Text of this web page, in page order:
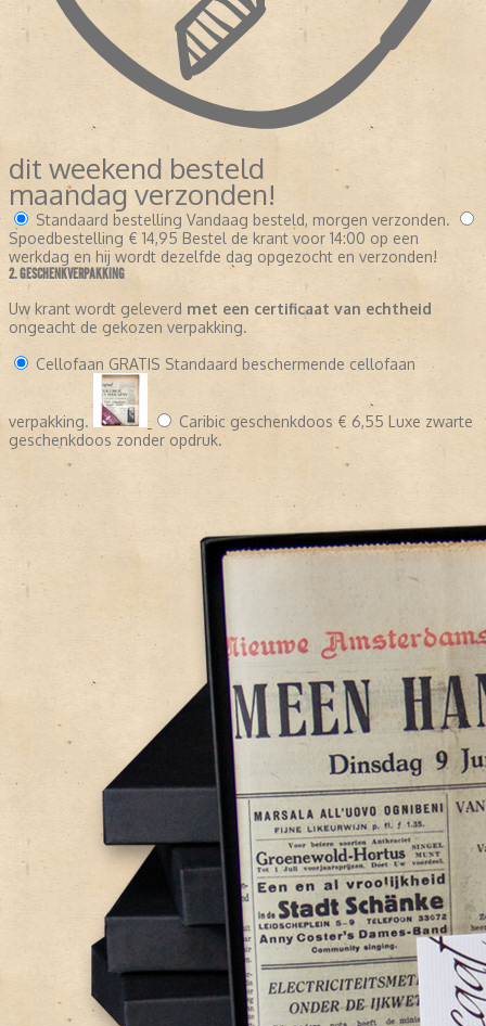
dit weekend besteld
maandag verzonden!
Standaard bestelling Vandaag besteld, morgen verzonden.
Spoedbestelling € 14,95 Bestel de krant voor 14:00 op een
werkdag en hij wordt dezelfde dag opgezocht en verzonden!
2. GESCHENKVERPAKKING
Uw krant wordt geleverd met een certificaat van echtheid
ongeacht de gekozen verpakking.
Cellofaan GRATIS Standaard beschermende cellofaan
verpakking. Caribic geschenkdoos € 6,55 Luxe zwarte
geschenkdoos zonder opdruk.